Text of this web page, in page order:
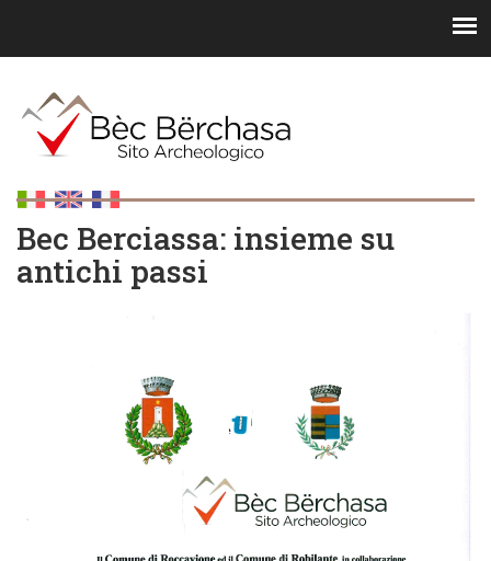
Bec Berciassa: insieme su
antichi passi